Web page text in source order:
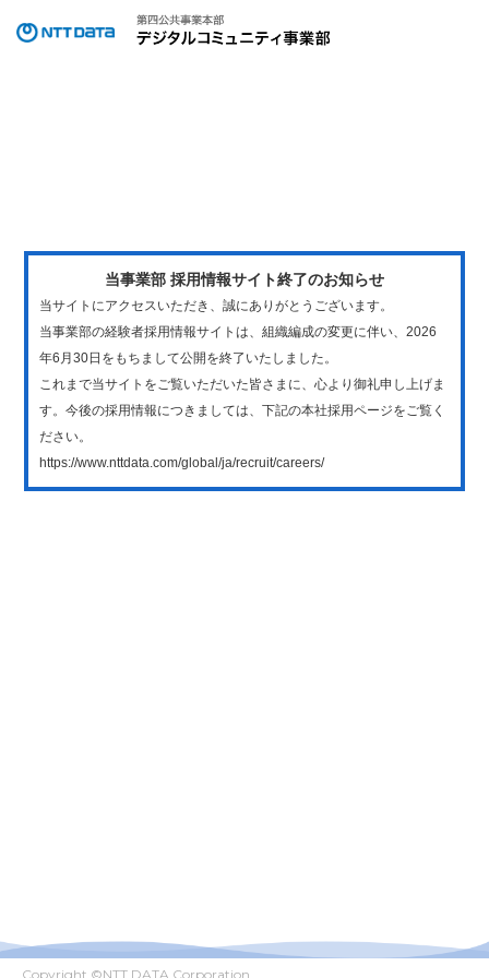
当事業部 採用情報サイト終了のお知らせ
当サイトにアクセスいただき、誠にありがとうございます。
当事業部の経験者採用情報サイトは、組織編成の変更に伴い、2026
年6月30日をもちまして公開を終了いたしました。
これまで当サイトをご覧いただいた皆さまに、心より御礼申し上げま
す。今後の採用情報につきましては、下記の本社採用ページをご覧く
ださい。
https://www.nttdata.com/global/ja/recruit/careers/
Copyright ©NTT DATA Corporation